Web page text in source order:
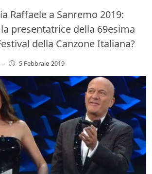
Raffaele a Sanremo 2019:
presentatrice della 69esima
della Canzone Italiana?
- 5 Febbraio 2019